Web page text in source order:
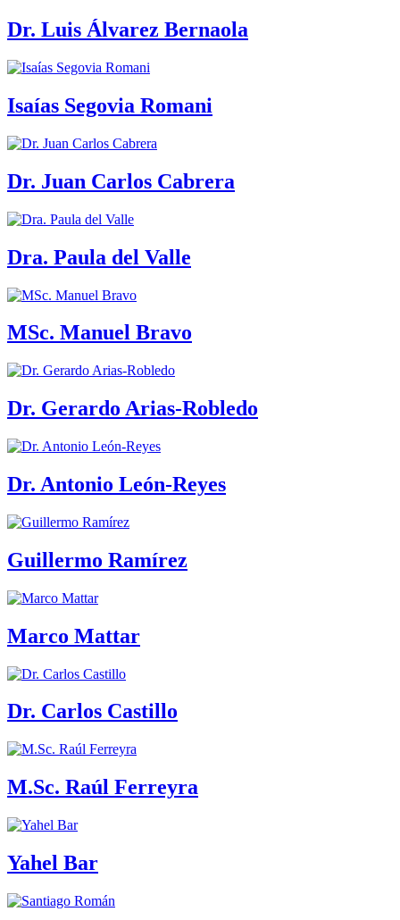
Dr. Luis Álvarez Bernaola
Isaías Segovia Romani
Dr. Juan Carlos Cabrera
Dra. Paula del Valle
MSc. Manuel Bravo
Dr. Gerardo Arias-Robledo
Dr. Antonio León-Reyes
Guillermo Ramírez
Marco Mattar
Dr. Carlos Castillo
M.Sc. Raúl Ferreyra
Yahel Bar